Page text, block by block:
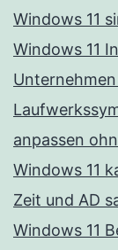
Windows 11
Windows 11
anpassen
Windows 11
Zeit und AD
Windows 11